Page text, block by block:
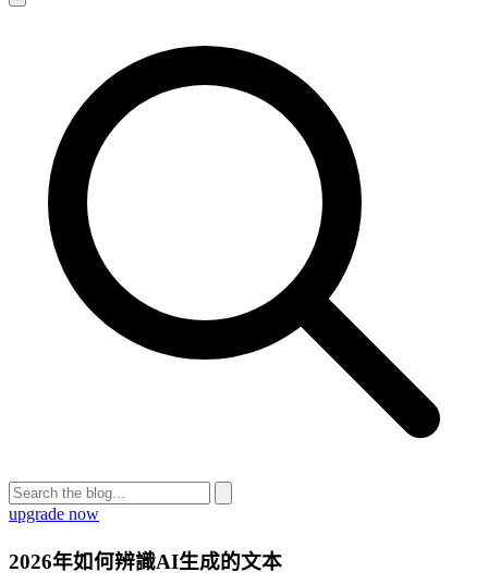
upgrade now
2026年如何辨識AI生成的文本